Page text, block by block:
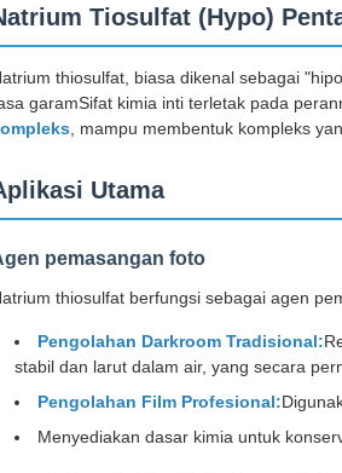
Tiosulfat (Hypo)
thiosulfat, biasa dikenal sebagai
garamSifat kimia inti terletak pada
, mampu membentuk kompleks
Utama
pemasangan foto
thiosulfat berfungsi sebagai agen
Pengolahan Darkroom Tradisional:
stabil dan larut dalam air, yang secara
Pengolahan Film Profesional:
Menyediakan dasar kimia untuk